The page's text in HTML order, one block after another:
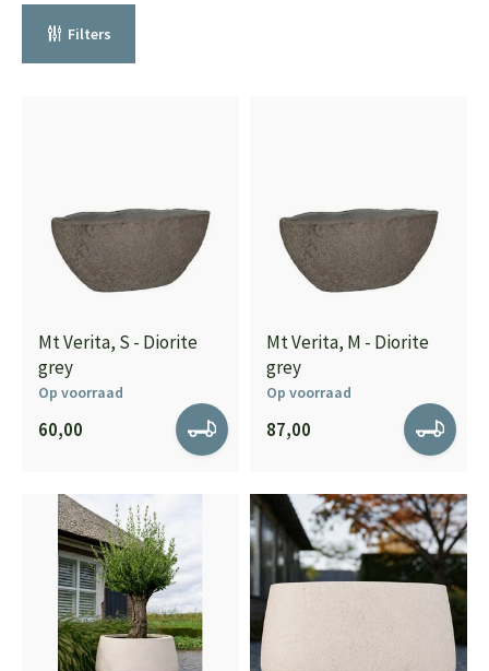
Filters
Mt Verita, S - Diorite
grey
Op voorraad
60,00
Mt Verita, M - Diorite
grey
Op voorraad
87,00